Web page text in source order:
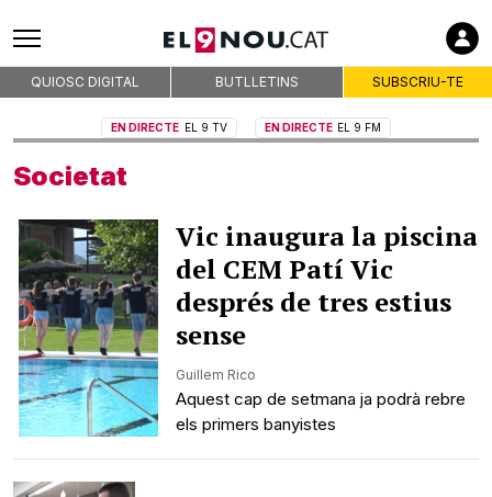
QUIOSC DIGITAL BUTLLETINS SUBSCRIU-TE
EN DIRECTE EL 9 TV EN DIRECTE EL 9 FM
Societat
Vic inaugura la piscina
del CEM Patí Vic
després de tres estius
sense
Guillem Rico
Aquest cap de setmana ja podrà rebre
els primers banyistes